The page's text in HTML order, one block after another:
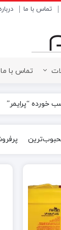
تماس با ما
تماس با ما
خورده “پرایمر”